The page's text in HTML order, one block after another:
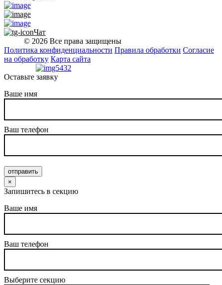
Чат
© 2026 Все права защищены
Политика конфиденциальности Правила обработки Согласие
на обработку Карта сайта
Оставьте заявку
Ваше имя
Ваш телефон
отправить
×
Запишитесь в секцию
Ваше имя
Ваш телефон
Выберите секцию